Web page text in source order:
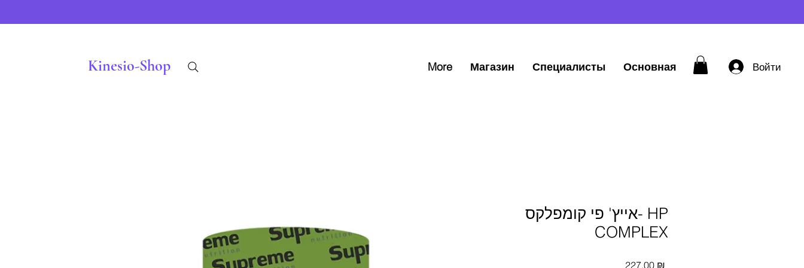
Kinesio-Shop Войти
Основная
Специалисты
Магазин
More
אייץ' פי קומפלקס- HP
COMPLEX
227,00 ₪